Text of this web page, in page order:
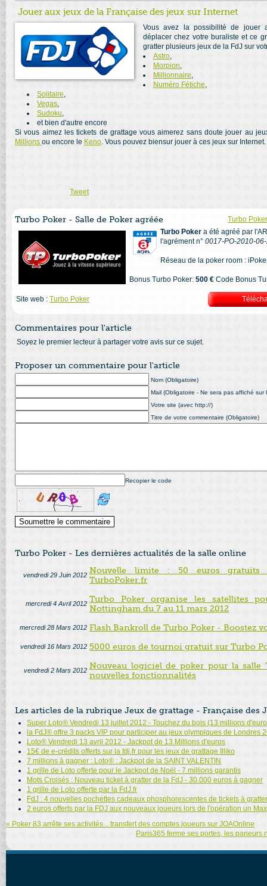
Jouer aux jeux de la Française des jeux sur Internet
Vous avez la possibilité de jouer
déplacer chez votre buraliste et ce
gratter plusieurs jeux de la FdJ sur
Astro,
Morpion,
Millionnaire,
Numéro Fétiche,
Solitaire,
Vegas,
Sudoku,
et bien d'autre encore
Si vous aimez les tickets de grattage vous aimerez sans doute jouer au
Millions ou encore le Keno. Vous pouvez biensur jouer à ces jeux sur Internet.
Tweet
Turbo Poker - Salle de Poker agréée
Turbo
Turbo Poker a été agréé par
l'agrément n° 0017-PO-2010-
Réseau de la poker room :
Bonus Turbo Poker: 500 € Code Bonus
Site web : Turbo Poker
Commentaires pour l'article
Soyez le premier lecteur à partager votre avis sur ce sujet.
Proposer un commentaire pour l'article
Nom (Obligatoire)
Mail (Obligatoire - Ne sera pas affiché sur
Votre site (avec http://)
Titre de votre commentaire (Obligatoire)
Recopier le code
Turbo Poker - Les dernières actualités de la salle online
vendredi 29 Juin 2012 Nouvelle limite : 50 euros gratuits
TurboPoker.fr
mercredi 4 Avril 2012 Turbo Poker organise les satellites
Nottingham du 7 au 11 mars 2012
mercredi 28 Mars 2012 Flash Bankroll de Turbo Poker - Boostez
vendredi 16 Mars 2012 5000 euros de tournoi gratuit sur Turbo
vendredi 2 Mars 2012 Nouveau logiciel de poker pour la salle
nouvelles fonctionnalités
Les articles de la rubrique Jeux de grattage - Française des
Super Loto® Vendredi 13 juillet 2012 - Touchez du bois (13 millions
la FdJ® offre 3 packs VIP pour participer au jeux olympiques de Londres
Loto® Vendredi 13 avril 2012 - Jackpot de 13 Millions d'euros
15€ de e-crédits offerts sur la fdj.fr pour les jeux de grattage Illiko
7 millions à gagner : Loto® : Jackpot de la SAINT VALENTIN
1 grille de Loto offerte pour le Jackpot de Noël - 7 millions garantis
Mots Croisés : Nouveau ticket à gratter de la FdJ - 30.000 euros à gagner
1 grille de Loto offerte par la FdJ.fr
FdJ : 4 nouvelles pochettes cadeaux phosphorescentes de tickets à gratter
2 euros offerts par la FDJ aux nouveaux joueurs lors de l'opération un
« Poker 83 arrête ses activités .. transfert des comptes joueurs sur JOAOnline
Paris365 ferme ses portes, les